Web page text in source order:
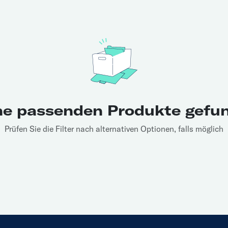
passenden Produkte
Prüfen Sie die Filter nach alternativen Optionen, falls möglich